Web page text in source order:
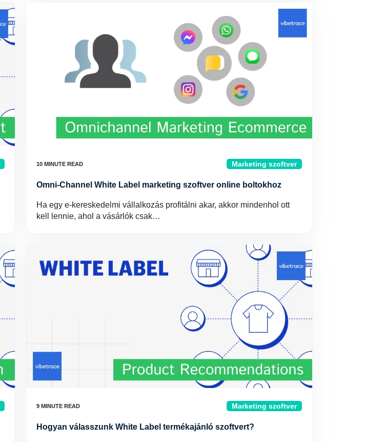
Marketing szoftver
Omni-Channel White Label marketing szoftver online boltokhoz
Ha egy e-kereskedelmi vállalkozás profitálni akar, akkor mindenhol ott
kell lennie, ahol a vásárlók csak…
Marketing szoftver
Hogyan válasszunk White Label termékajánló szoftvert?